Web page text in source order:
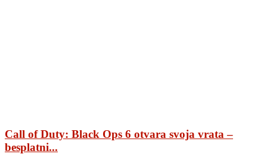
Call of Duty: Black Ops 6 otvara svoja vrata –
besplatni...